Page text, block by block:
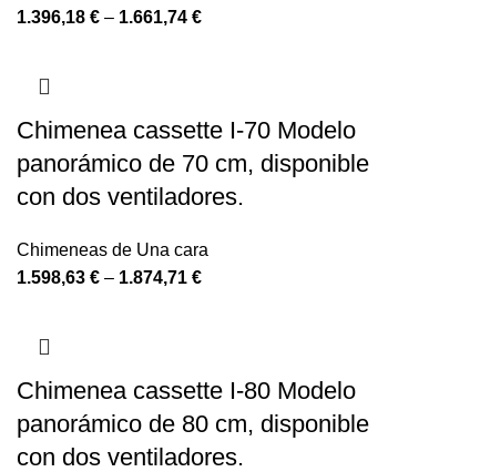
1.396,18 € – 1.661,74 €
Chimenea cassette I-70 Modelo
panorámico de 70 cm, disponible
con dos ventiladores.
Chimeneas de Una cara
1.598,63 € – 1.874,71 €
Chimenea cassette I-80 Modelo
panorámico de 80 cm, disponible
con dos ventiladores.